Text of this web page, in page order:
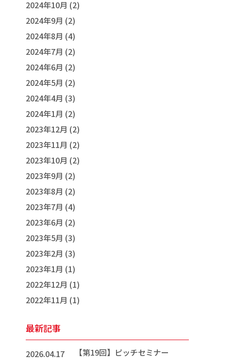
2024年10月 (2)
2024年9月 (2)
2024年8月 (4)
2024年7月 (2)
2024年6月 (2)
2024年5月 (2)
2024年4月 (3)
2024年1月 (2)
2023年12月 (2)
2023年11月 (2)
2023年10月 (2)
2023年9月 (2)
2023年8月 (2)
2023年7月 (4)
2023年6月 (2)
2023年5月 (3)
2023年2月 (3)
2023年1月 (1)
2022年12月 (1)
2022年11月 (1)
最新記事
2026.04.17
【第19回】ピッチセミナー